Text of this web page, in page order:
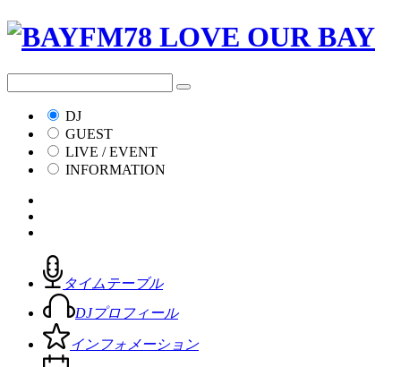
DJ
GUEST
LIVE / EVENT
INFORMATION
タイムテーブル
DJプロフィール
インフォメーション